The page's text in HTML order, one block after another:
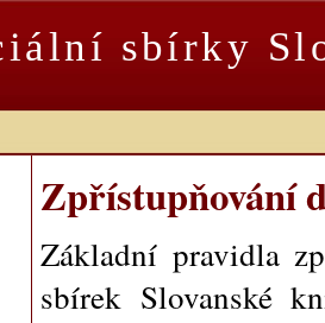
sbírky
Zpřístupňování
Základní pravidla
sbírek Slovanské